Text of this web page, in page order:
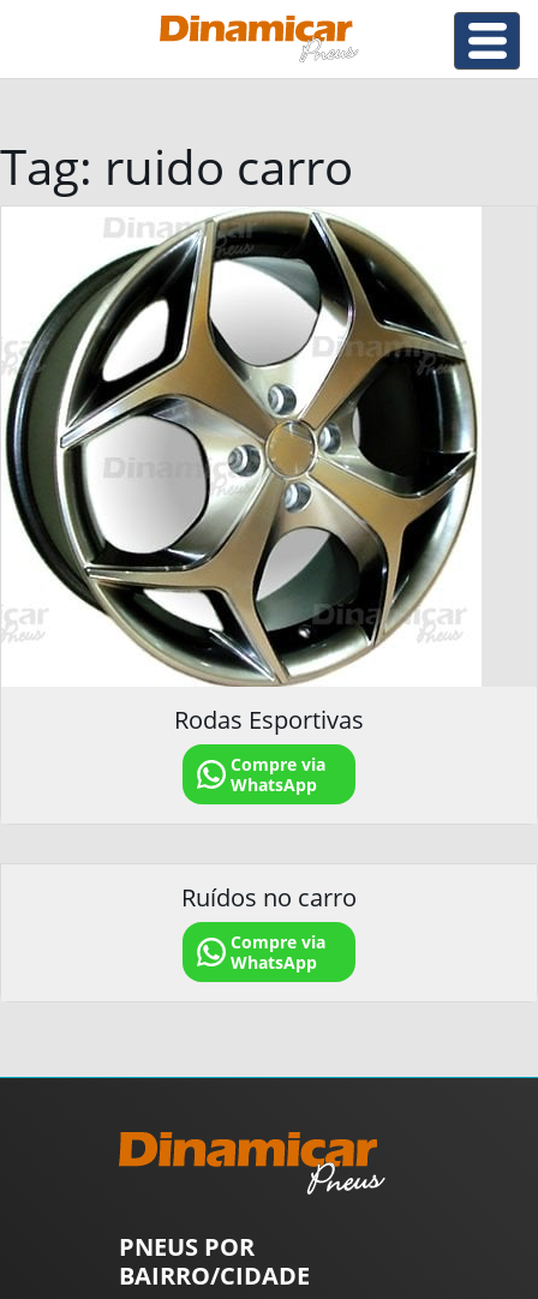
Tag: ruido carro
Rodas Esportivas
Compre via
WhatsApp
Ruídos no carro
Compre via
WhatsApp
PNEUS POR
BAIRRO/CIDADE